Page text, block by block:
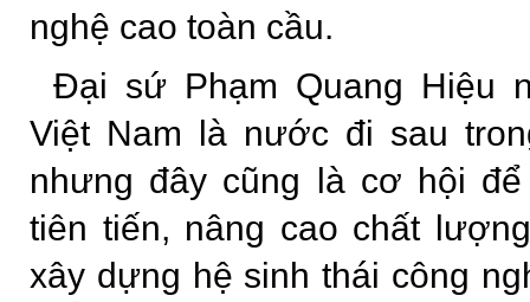
nghệ cao toàn cầu.
Đại sứ Phạm Quang Hiệu
Việt Nam là nước đi sau
nhưng đây cũng là cơ hội
tiên tiến, nâng cao chất
xây dựng hệ sinh thái công